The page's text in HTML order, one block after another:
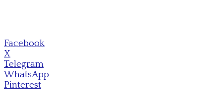
Facebook
X
Telegram
WhatsApp
Pinterest